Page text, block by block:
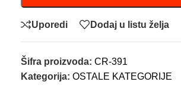
Uporedi Dodaj u listu želja
Šifra proizvoda: CR-391
Kategorija: OSTALE KATEGORIJE